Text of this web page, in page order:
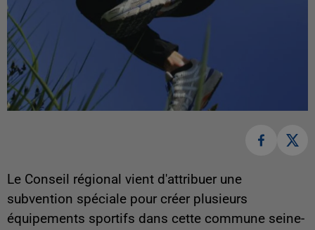
Le Conseil régional vient d'attribuer une
subvention spéciale pour créer plusieurs
équipements sportifs dans cette commune seine-